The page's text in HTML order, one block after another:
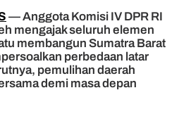
— Anggota Komisi IV DPR RI
mengajak seluruh elemen
membangun Sumatra Barat
perbedaan latar
pemulihan daerah
demi masa depan